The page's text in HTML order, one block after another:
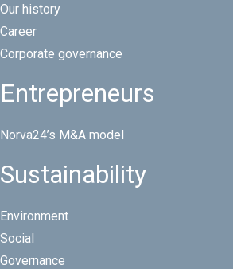
Our history
Career
Corporate governance
Entrepreneurs
Norva24’s M&A model
Sustainability
Environment
Social
Governance